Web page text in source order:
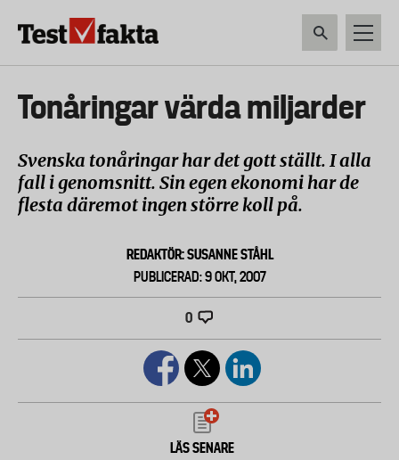
Huvudmeny
ny
HEM & HUSHÅLL
Tonåringar värda miljarder
Svenska tonåringar har det gott ställt. I alla
fall i genomsnitt. Sin egen ekonomi har de
flesta däremot ingen större koll på.
REDAKTÖR: SUSANNE STÅHL
PUBLICERAD: 9 OKT, 2007
0
LÄS SENARE